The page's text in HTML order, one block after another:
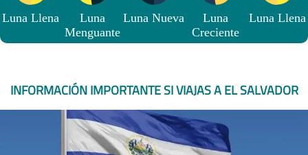
Luna Llena
Luna
Menguante
Luna Nueva
Luna
Creciente
Luna Llena
INFORMACIÓN IMPORTANTE SI VIAJAS A EL SALVADOR